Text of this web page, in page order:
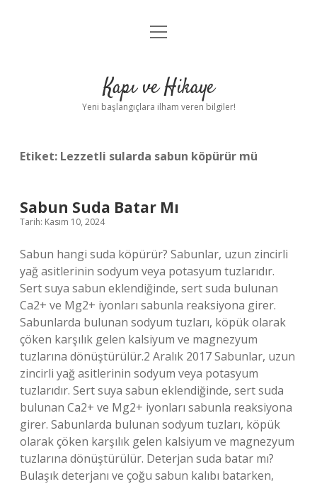
Anasayfa
Yasal Uyarı
menüyü
Kapı ve Hikaye
Yeni başlangıçlara ilham veren bilgiler!
Etiket: Lezzetli sularda sabun köpürür mü
Sabun Suda Batar Mı
Tarih: Kasım 10, 2024
Sabun hangi suda köpürür? Sabunlar, uzun zincirli
yağ asitlerinin sodyum veya potasyum tuzlarıdır.
Sert suya sabun eklendiğinde, sert suda bulunan
Ca2+ ve Mg2+ iyonları sabunla reaksiyona girer.
Sabunlarda bulunan sodyum tuzları, köpük olarak
çöken karşılık gelen kalsiyum ve magnezyum
tuzlarına dönüştürülür.2 Aralık 2017 Sabunlar, uzun
zincirli yağ asitlerinin sodyum veya potasyum
tuzlarıdır. Sert suya sabun eklendiğinde, sert suda
bulunan Ca2+ ve Mg2+ iyonları sabunla reaksiyona
girer. Sabunlarda bulunan sodyum tuzları, köpük
olarak çöken karşılık gelen kalsiyum ve magnezyum
tuzlarına dönüştürülür. Deterjan suda batar mı?
Bulaşık deterjanı ve çoğu sabun kalıbı batarken,